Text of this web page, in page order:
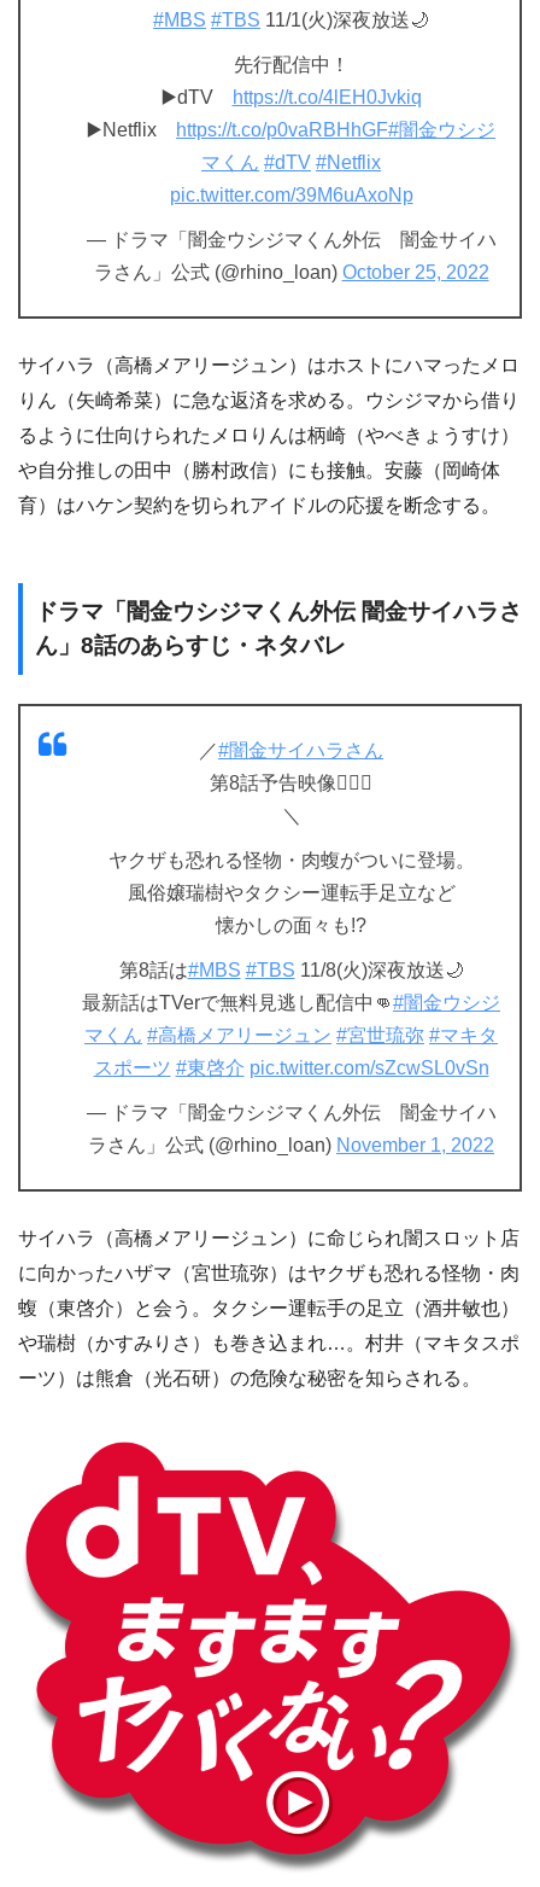
#MBS #TBS 11/1(火)深夜放送🌙
先行配信中！
▶️dTV
https://t.co/4lEH0Jvkiq
▶️Netflix
https://t.co/p0vaRBHhGF#闇金ウシジ
マくん #dTV #Netflix
pic.twitter.com/39M6uAxoNp
— ドラマ「闇金ウシジマくん外伝 闇金サイハ
ラさん」公式 (@rhino_loan) October 25, 2022
サイハラ（高橋メアリージュン）はホストにハマったメロ
りん（矢崎希菜）に急な返済を求める。ウシジマから借り
るように仕向けられたメロりんは柄崎（やべきょうすけ）
や自分推しの田中（勝村政信）にも接触。安藤（岡崎体
育）はハケン契約を切られアイドルの応援を断念する。
ドラマ「闇金ウシジマくん外伝 闇金サイハラさ
ん」8話のあらすじ・ネタバレ
／#闇金サイハラさん
第8話予告映像❤️‍🔥🦏
＼
ヤクザも恐れる怪物・肉蝮がついに登場。
風俗嬢瑞樹やタクシー運転手足立など
懐かしの面々も!?
第8話は#MBS #TBS 11/8(火)深夜放送🌙
最新話はTVerで無料見逃し配信中👊#闇金ウシジ
マくん #高橋メアリージュン #宮世琉弥 #マキタ
スポーツ #東啓介 pic.twitter.com/sZcwSL0vSn
— ドラマ「闇金ウシジマくん外伝 闇金サイハ
ラさん」公式 (@rhino_loan) November 1, 2022
サイハラ（高橋メアリージュン）に命じられ闇スロット店
に向かったハザマ（宮世琉弥）はヤクザも恐れる怪物・肉
蝮（東啓介）と会う。タクシー運転手の足立（酒井敏也）
や瑞樹（かすみりさ）も巻き込まれ…。村井（マキタスポ
ーツ）は熊倉（光石研）の危険な秘密を知らされる。